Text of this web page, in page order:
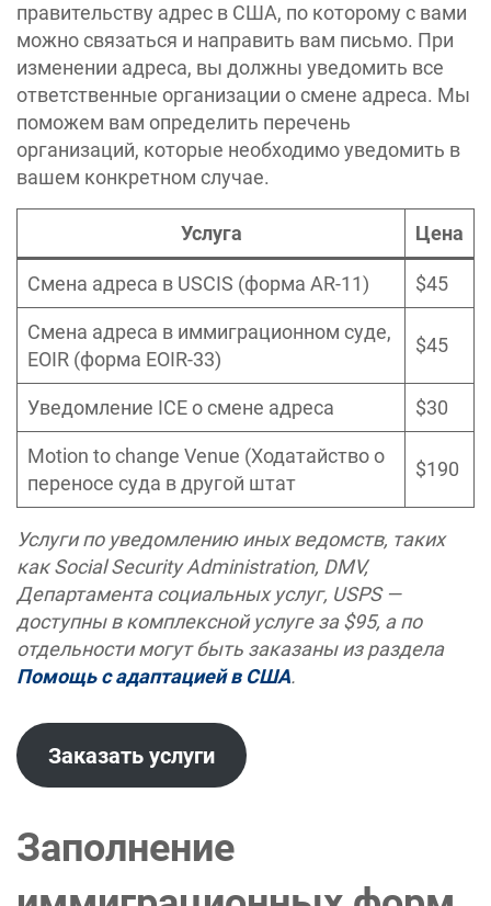
правительству адрес в США, по которому с вами
можно связаться и направить вам письмо. При
изменении адреса, вы должны yведомить все
ответственные организации о смене адреса. Мы
поможем вам определить перечень
организаций, которые необходимо уведомить в
вашем конкретном случае.
Услуга Цена
Смена адреса в USCIS (форма AR-11) $45
Смена адреса в иммиграционном суде,
EOIR (форма EOIR-33)
$45
Уведомление ICE о смене адреса $30
Motion to change Venue (Ходатайство о
переносе суда в другой штат
$190
Услуги по уведомлению иных ведомств, таких
как Social Security Administration, DMV,
Департамента социальных услуг, USPS —
доступны в комплексной услуге за $95, а по
отдельности могут быть заказаны из раздела
Помощь с адаптацией в США.
Заказать услуги
Заполнение